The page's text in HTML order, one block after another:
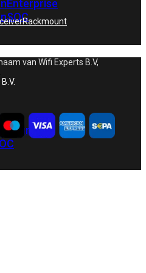
Enterprise
SOC
Security
Rackmount
van Wifi Experts B.V,